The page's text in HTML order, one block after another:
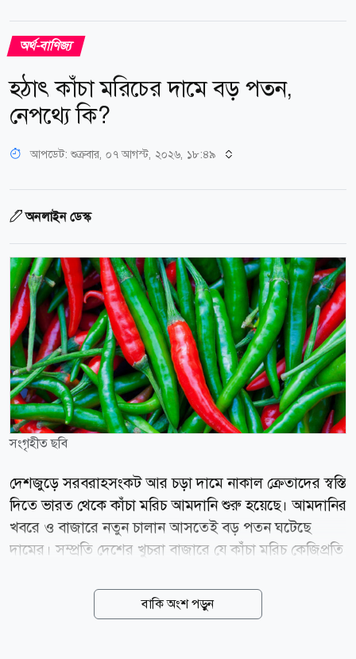
অর্থ-বাণিজ্য
হঠাৎ কাঁচা মরিচের দামে বড় পতন,
নেপথ্যে কি?
আপডেট: শুক্রবার, ০৭ আগস্ট, ২০২৬, ১৮:৪৯
অনলাইন ডেস্ক
সংগৃহীত ছবি
দেশজুড়ে সরবরাহসংকট আর চড়া দামে নাকাল ক্রেতাদের স্বস্তি
দিতে ভারত থেকে কাঁচা মরিচ আমদানি শুরু হয়েছে। আমদানির
খবরে ও বাজারে নতুন চালান আসতেই বড় পতন ঘটেছে
দামের। সম্প্রতি দেশের খুচরা বাজারে যে কাঁচা মরিচ কেজিপ্রতি
স্থলবন্দরের পাইকারি বাজারে তা নেমে এসেছে ৮০ থেকে ১০০
টাকায়। হিলি স্থলবন্দর কার্যালয় সূত্রে জানা গেছে, সাড়ে আট
বাকি অংশ পড়ুন